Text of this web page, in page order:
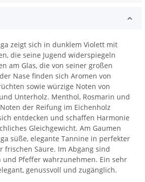
zeigt sich in dunklem Violett mit
die seine Jugend widerspiegeln
am Glas, die von seiner großen
Nase finden sich Aromen von
sowie würzige Noten von
Unterholz. Menthol, Rosmarin und
der Reifung im Eichenholz
entdecken und schaffen Harmonie
Gleichgewicht. Am Gaumen
süße, elegante Tannine in perfekter
frischen Säure. Im Abgang sind
und Pfeffer wahrzunehmen. Ein sehr
genussvoll und zugänglich.